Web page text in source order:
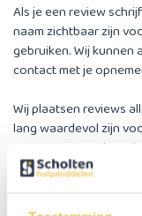
Als je een review
naam zichtbaar zijn
gebruiken. Wij kunnen
contact met je
Wij plaatsen reviews
lang waardevol zijn
van ons vraagt de
Als je meedoet aan